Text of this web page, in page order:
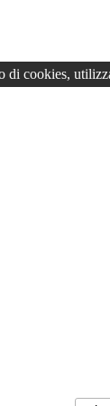
di cookies,